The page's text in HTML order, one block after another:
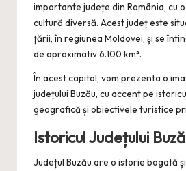
importante județe din România, cu
cultură diversă. Acest județ este
țării, în regiunea Moldovei, și se
de aproximativ 6.100 km².
În acest capitol, vom prezenta o
județului Buzău, cu accent pe
geografică și obiectivele turistice
Istoricul Județului
Județul Buzău are o istorie bogată